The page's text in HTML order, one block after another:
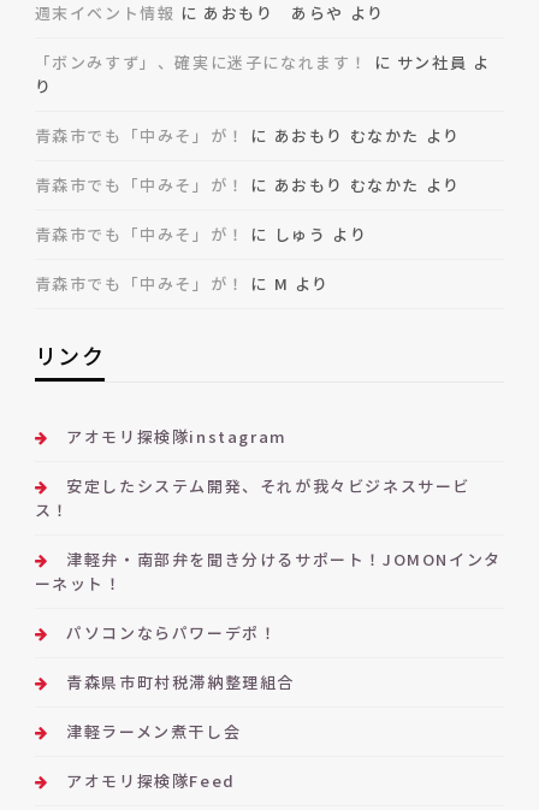
週末イベント情報 に あおもり あらや より
「ボンみすず」、確実に迷子になれます！ に サン社員 よ
り
青森市でも「中みそ」が！ に あおもり むなかた より
青森市でも「中みそ」が！ に あおもり むなかた より
青森市でも「中みそ」が！ に しゅう より
青森市でも「中みそ」が！ に M より
リンク
アオモリ探検隊instagram
安定したシステム開発、それが我々ビジネスサービ
ス！
津軽弁・南部弁を聞き分けるサポート！JOMONインタ
ーネット！
パソコンならパワーデポ！
青森県市町村税滞納整理組合
津軽ラーメン煮干し会
アオモリ探検隊Feed